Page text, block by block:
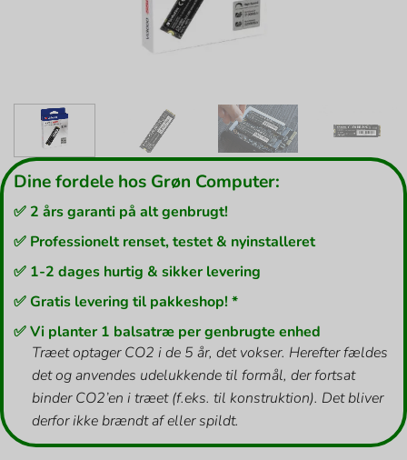
Dine fordele hos Grøn Computer:
✅ 2 års garanti på alt genbrugt!
✅ Professionelt renset, testet & nyinstalleret
✅ 1-2 dages hurtig & sikker levering
✅ Gratis levering til pakkeshop! *
✅ Vi planter 1 balsatræ per genbrugte enhed
Træet optager CO2 i de 5 år, det vokser. Herefter fældes
det og anvendes udelukkende til formål, der fortsat
binder CO2’en i træet (f.eks. til konstruktion). Det bliver
derfor ikke brændt af eller spildt.